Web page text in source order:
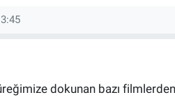
dokunan bazı filmlerden